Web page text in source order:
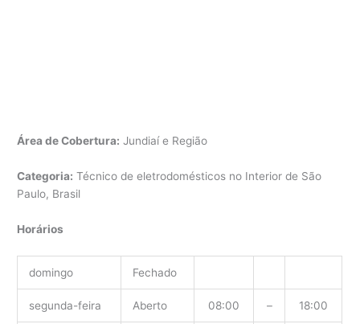
Área de Cobertura: Jundiaí e Região
Categoria: Técnico de eletrodomésticos no Interior de São
Paulo, Brasil
Horários
domingo Fechado
segunda-feira Aberto 08:00 – 18:00